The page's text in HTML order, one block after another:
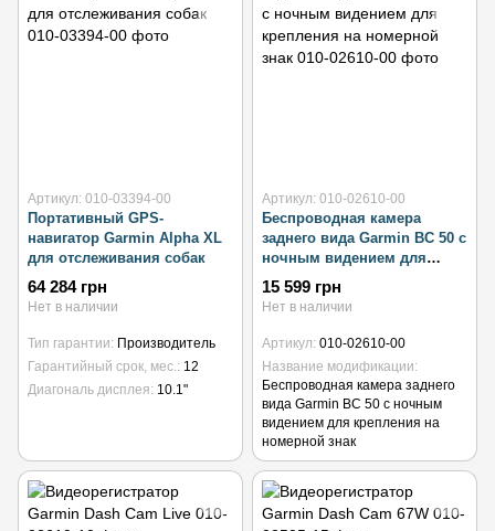
Артикул: 010-03394-00
Портативный GPS-
навигатор Garmin Alpha XL
для отслеживания собак
64 284 грн
Нет в наличии
Тип гарантии Производитель
Гарантийный срок, мес.
12
Диагональ дисплея 10.1"
Артикул: 010-02610-00
Беспроводная камера
заднего вида Garmin BC 50 с
ночным видением для
крепления на номерной
знак
15 599 грн
Нет в наличии
Артикул 010-02610-00
Название модификации
Беспроводная камера заднего
вида Garmin BC 50 с ночным
видением для крепления на
номерной знак